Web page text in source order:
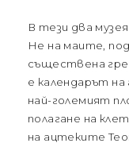
В тези два
Не на маите,
съществена
е календарът
най-големият
полагане на
на ацтеките